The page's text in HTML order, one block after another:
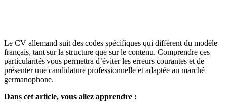
Le CV allemand suit des codes spécifiques qui diffèrent du modèle
français, tant sur la structure que sur le contenu. Comprendre ces
particularités vous permettra d’éviter les erreurs courantes et de
présenter une candidature professionnelle et adaptée au marché
germanophone.
Dans cet article, vous allez apprendre :